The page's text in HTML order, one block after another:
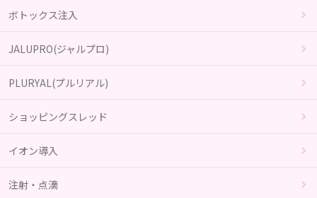
ボトックス注入
JALUPRO(ジャルプロ)
PLURYAL(プルリアル)
ショッピングスレッド
イオン導入
注射・点滴